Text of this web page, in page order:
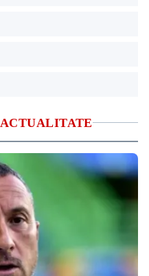
ACTUALITATE